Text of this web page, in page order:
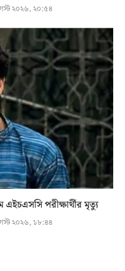
২০২৬, ২০:৫৪
পরীক্ষার্থীর মৃত্যু
২০২৬, ১৮:৪৪